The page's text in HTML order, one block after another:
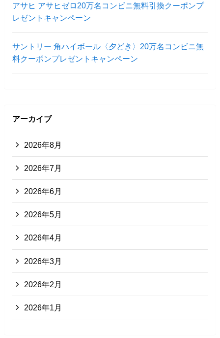
アサヒ アサヒゼロ20万名コンビニ無料引換クーポンプ
レゼントキャンペーン
サントリー 角ハイボール〈夕どき〉20万名コンビニ無
料クーポンプレゼントキャンペーン
アーカイブ
2026年8月
2026年7月
2026年6月
2026年5月
2026年4月
2026年3月
2026年2月
2026年1月